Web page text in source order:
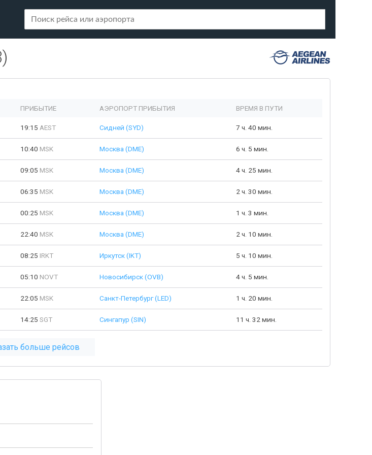
ПРИБЫТИЕ АЭРОПОРТ ПРИБЫТИЯ ВРЕМЯ В ПУТИ
19:15 AEST Сидней (SYD) 7 ч. 40 мин.
10:40 MSK Москва (DME) 6 ч. 5 мин.
09:05 MSK Москва (DME) 4 ч. 25 мин.
06:35 MSK Москва (DME) 2 ч. 30 мин.
00:25 MSK Москва (DME) 1 ч. 3 мин.
22:40 MSK Москва (DME) 2 ч. 10 мин.
08:25 IRKT Иркутск (IKT) 5 ч. 10 мин.
05:10 NOVT Новосибирск (OVB) 4 ч. 5 мин.
22:05 MSK Санкт-Петербург (LED) 1 ч. 20 мин.
14:25 SGT Сингапур (SIN) 11 ч. 32 мин.
больше рейсов